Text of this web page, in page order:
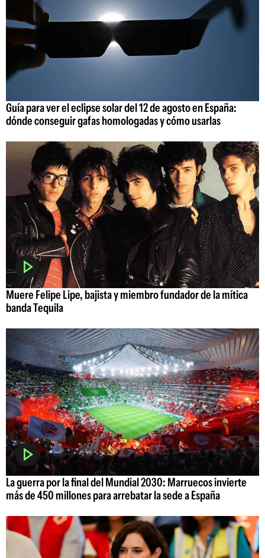
Guía para ver el eclipse solar del 12 de agosto en España:
dónde conseguir gafas homologadas y cómo usarlas
Muere Felipe Lipe, bajista y miembro fundador de la mítica
banda Tequila
La guerra por la final del Mundial 2030: Marruecos invierte
más de 450 millones para arrebatar la sede a España